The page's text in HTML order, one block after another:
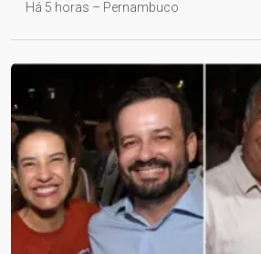
Há 5 horas – Pernambuco